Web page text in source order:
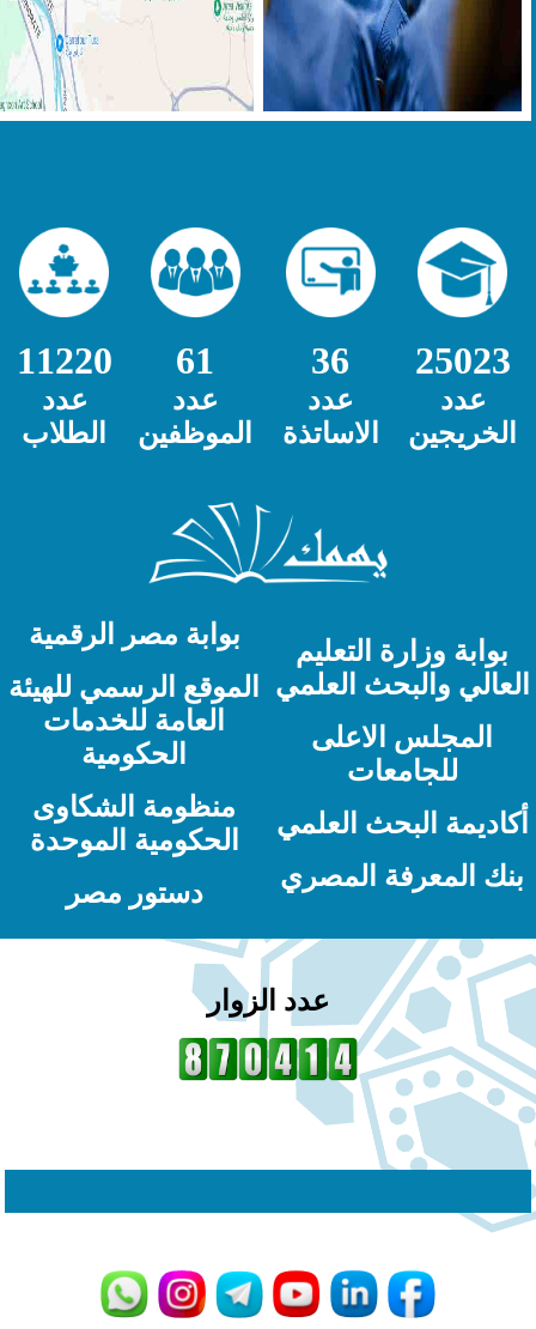
25023
36
61
11220
عدد
الخريجين
عدد
الاساتذة
عدد
الموظفين
عدد
الطلاب
بوابة وزارة التعليم
والبحث العلمي
المجلس الاعلى
للجامعات
البحث العلمي
المعرفة المصري
بوابة مصر الرقمية
الموقع الرسمي للهيئة
العامة للخدمات
الحكومية
منظومة الشكاوى
الحكومية الموحدة
دستور مصر
عدد الزوار